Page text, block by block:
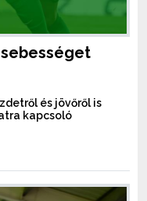
és jövőről is
kapcsoló